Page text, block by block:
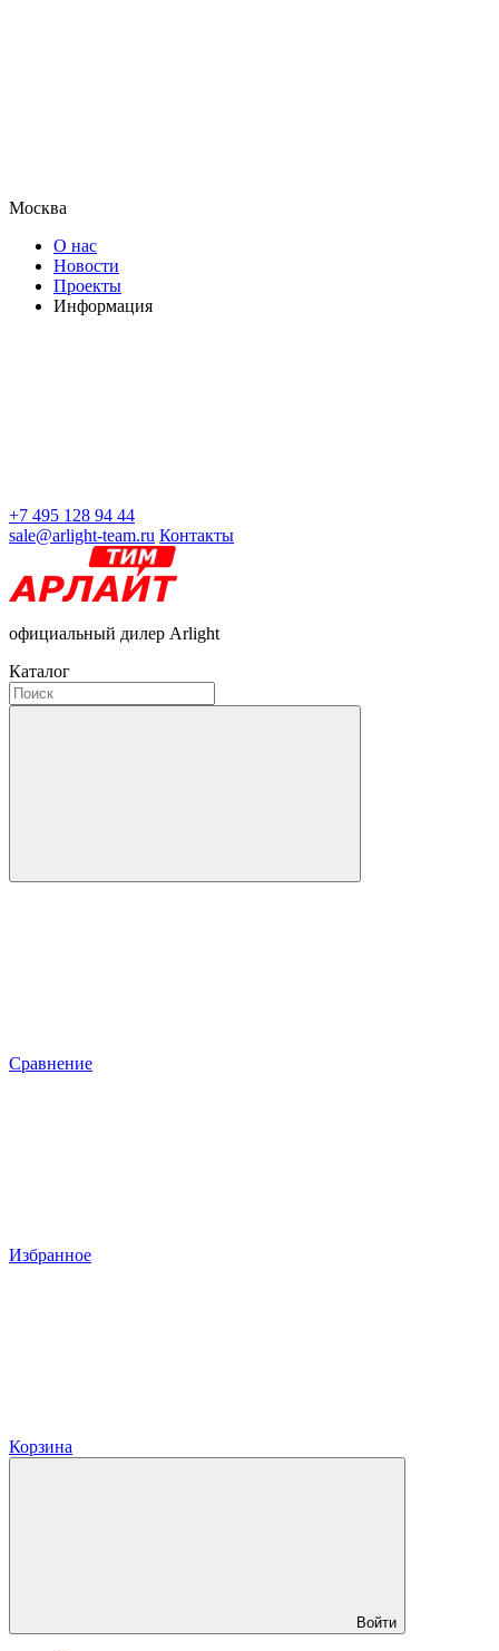
Москва
О нас
Новости
Проекты
Информация
+7 495 128 94 44
sale@arlight-team.ru Контакты
официальный дилер Arlight
Каталог
Сравнение
Избранное
Корзина
Войти